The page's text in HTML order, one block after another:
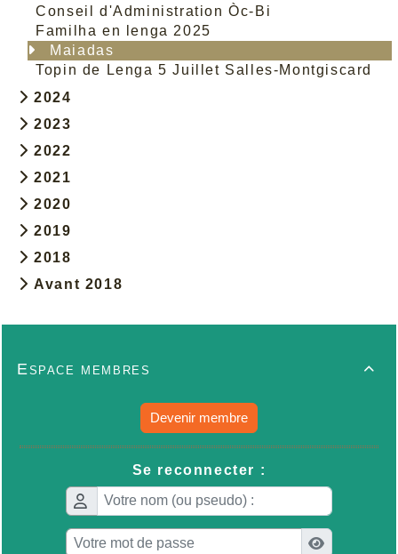
Conseil d'Administration Òc-Bi
Familha en lenga 2025
Maiadas
Topin de Lenga 5 Juillet Salles-Montgiscard
2024
2023
2022
2021
2020
2019
2018
Avant 2018

Espace membres
Devenir membre
Se reconnecter :